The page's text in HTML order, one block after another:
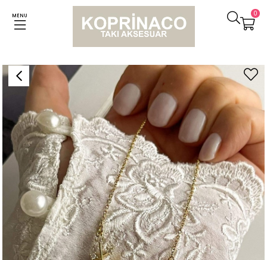
MENU 0
Kolyeler Çelik Baget Taşlı Kolye (48 Cm)